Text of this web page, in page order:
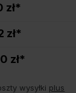
zł*
zł*
zł*
wysyłki plus